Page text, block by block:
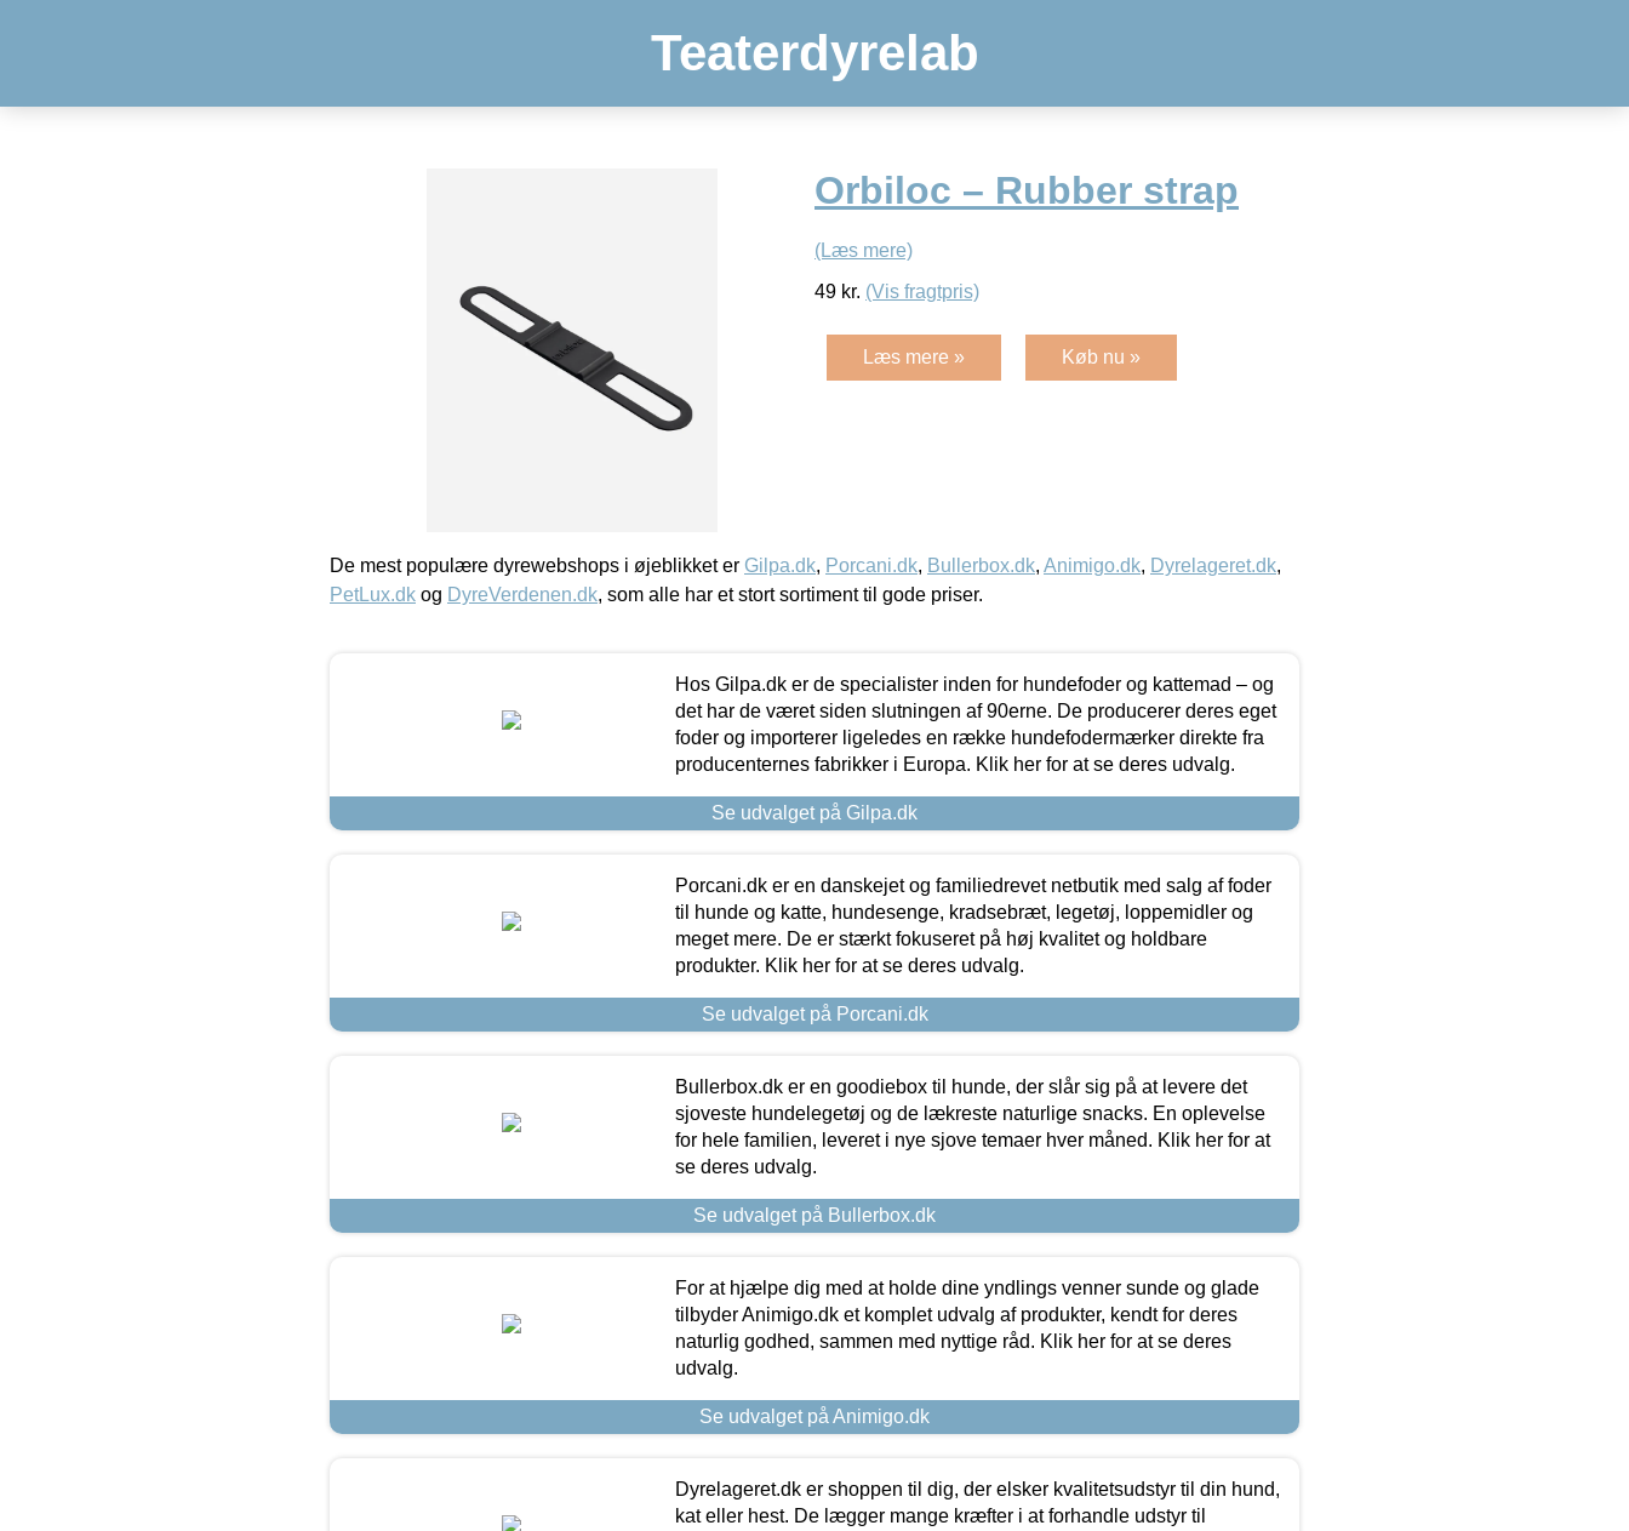
Teaterdyrelab
Orbiloc – Rubber strap
(Læs mere)
49 kr. (Vis fragtpris)
Læs mere » Køb nu »
De mest populære dyrewebshops i øjeblikket er Gilpa.dk, Porcani.dk, Bullerbox.dk, Animigo.dk, Dyrelageret.dk,
PetLux.dk og DyreVerdenen.dk, som alle har et stort sortiment til gode priser.
Hos Gilpa.dk er de specialister inden for hundefoder og kattemad – og
det har de været siden slutningen af 90erne. De producerer deres eget
foder og importerer ligeledes en række hundefodermærker direkte fra
producenternes fabrikker i Europa. Klik her for at se deres udvalg.
Se udvalget på Gilpa.dk
Porcani.dk er en danskejet og familiedrevet netbutik med salg af foder
til hunde og katte, hundesenge, kradsebræt, legetøj, loppemidler og
meget mere. De er stærkt fokuseret på høj kvalitet og holdbare
produkter. Klik her for at se deres udvalg.
Se udvalget på Porcani.dk
Bullerbox.dk er en goodiebox til hunde, der slår sig på at levere det
sjoveste hundelegetøj og de lækreste naturlige snacks. En oplevelse
for hele familien, leveret i nye sjove temaer hver måned. Klik her for at
se deres udvalg.
Se udvalget på Bullerbox.dk
For at hjælpe dig med at holde dine yndlings venner sunde og glade
tilbyder Animigo.dk et komplet udvalg af produkter, kendt for deres
naturlig godhed, sammen med nyttige råd. Klik her for at se deres
udvalg.
Se udvalget på Animigo.dk
Dyrelageret.dk er shoppen til dig, der elsker kvalitetsudstyr til din hund,
kat eller hest. De lægger mange kræfter i at forhandle udstyr til